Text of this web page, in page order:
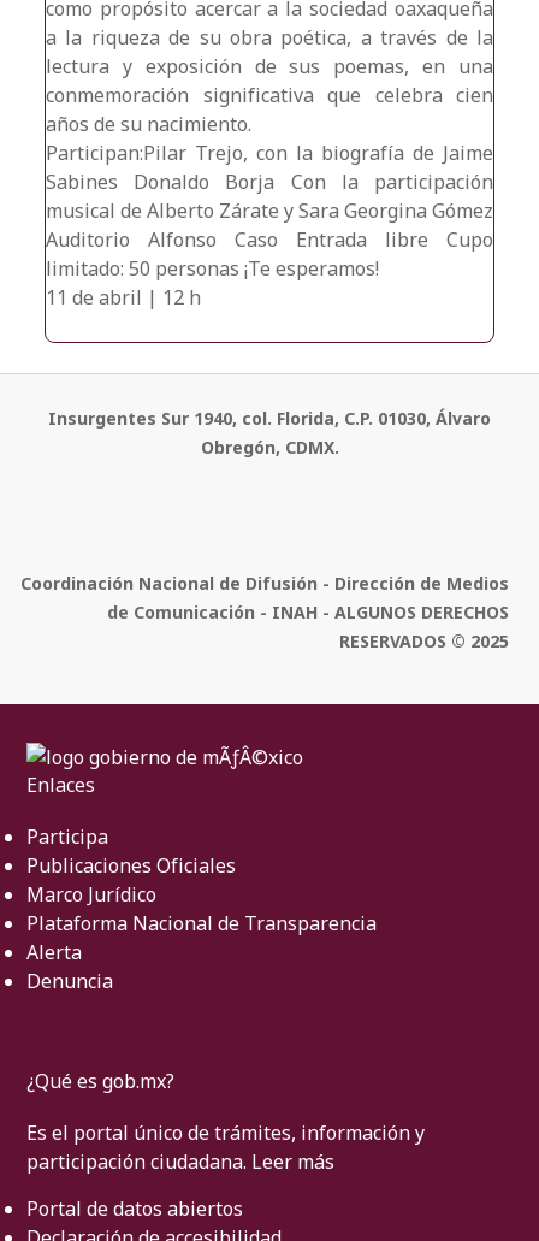
como propósito acercar a la sociedad oaxaqueña
a la riqueza de su obra poética, a través de la
lectura y exposición de sus poemas, en una
conmemoración significativa que celebra cien
años de su nacimiento.
Participan:Pilar Trejo, con la biografía de Jaime
Sabines Donaldo Borja Con la participación
musical de Alberto Zárate y Sara Georgina Gómez
Auditorio Alfonso Caso Entrada libre Cupo
limitado: 50 personas ¡Te esperamos!
11 de abril | 12 h
Insurgentes Sur 1940, col. Florida, C.P. 01030, Álvaro
Obregón, CDMX.
Coordinación Nacional de Difusión - Dirección de Medios
de Comunicación - INAH - ALGUNOS DERECHOS
RESERVADOS © 2025
Enlaces
Participa
Publicaciones Oficiales
Marco Jurídico
Plataforma Nacional de Transparencia
Alerta
Denuncia
¿Qué es gob.mx?
Es el portal único de trámites, información y
participación ciudadana. Leer más
Portal de datos abiertos